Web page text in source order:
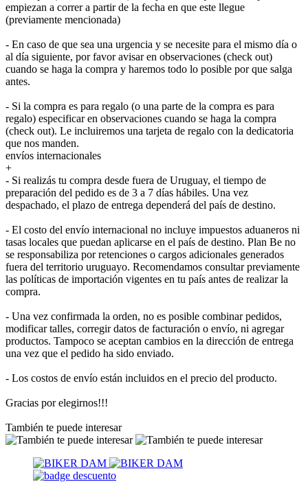
empiezan a correr a partir de la fecha en que este llegue
(previamente mencionada)
- En caso de que sea una urgencia y se necesite para el mismo día o
al día siguiente, por favor avisar en observaciones (check out)
cuando se haga la compra y haremos todo lo posible por que salga
antes.
- Si la compra es para regalo (o una parte de la compra es para
regalo) especificar en observaciones cuando se haga la compra
(check out). Le incluiremos una tarjeta de regalo con la dedicatoria
que nos manden.
envíos internacionales
+
- Si realizás tu compra desde fuera de Uruguay, el tiempo de
preparación del pedido es de 3 a 7 días hábiles. Una vez
despachado, el plazo de entrega dependerá del país de destino.
- El costo del envío internacional no incluye impuestos aduaneros ni
tasas locales que puedan aplicarse en el país de destino. Plan Be no
se responsabiliza por retenciones o cargos adicionales generados
fuera del territorio uruguayo. Recomendamos consultar previamente
las políticas de importación vigentes en tu país antes de realizar la
compra.
- Una vez confirmada la orden, no es posible combinar pedidos,
modificar talles, corregir datos de facturación o envío, ni agregar
productos. Tampoco se aceptan cambios en la dirección de entrega
una vez que el pedido ha sido enviado.
- Los costos de envío están incluidos en el precio del producto.
Gracias por elegirnos!!!
También te puede interesar